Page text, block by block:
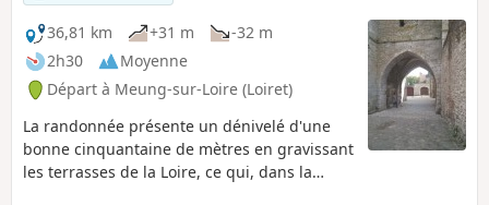
36,81 km
+31 m
-32 m
2h30
Moyenne
Départ à Meung-sur-Loire (Loiret)
La randonnée présente un dénivelé d'une
bonne cinquantaine de mètres en gravissant
les terrasses de la Loire, ce qui, dans la